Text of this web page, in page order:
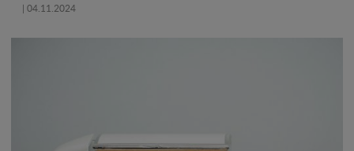
| 04.11.2024